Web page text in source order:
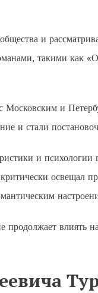
и
такими как
Московским и
и стали
и
освещал
влиять